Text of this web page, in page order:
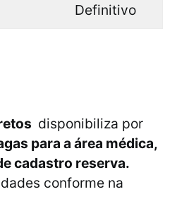
Definitivo
disponibiliza por
para a área médica,
cadastro reserva.
conforme na